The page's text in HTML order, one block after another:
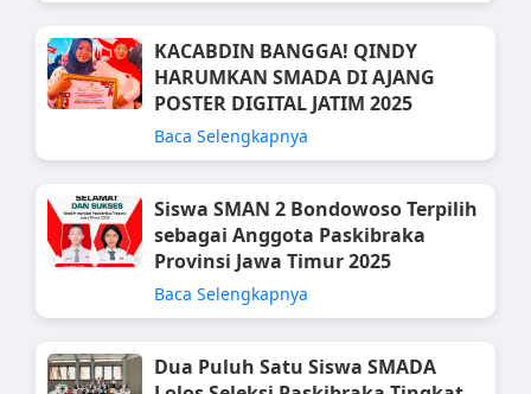
KACABDIN BANGGA! QINDY
HARUMKAN SMADA DI AJANG
POSTER DIGITAL JATIM 2025
Baca Selengkapnya
Siswa SMAN 2 Bondowoso Terpilih
sebagai Anggota Paskibraka
Provinsi Jawa Timur 2025
Baca Selengkapnya
Dua Puluh Satu Siswa SMADA